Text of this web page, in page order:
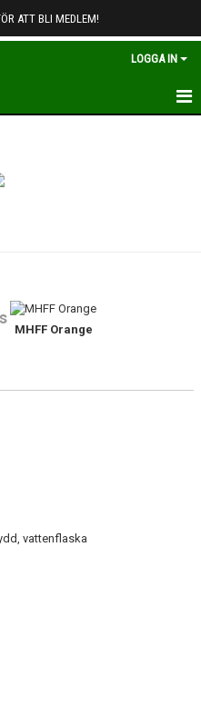
ATT BLI MEDLEM!
LOGGA IN
MHFF Orange
vattenflaska